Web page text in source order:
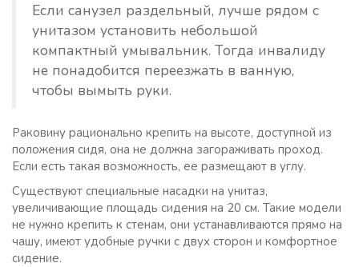
Если санузел раздельный, лучше рядом с
унитазом установить небольшой
компактный умывальник. Тогда инвалиду
не понадобится переезжать в ванную,
чтобы вымыть руки.
Раковину рационально крепить на высоте, доступной из
положения сидя, она не должна загораживать проход.
Если есть такая возможность, ее размещают в углу.
Существуют специальные насадки на унитаз,
увеличивающие площадь сидения на 20 см. Такие модели
не нужно крепить к стенам, они устанавливаются прямо на
чашу, имеют удобные ручки с двух сторон и комфортное
сидение.